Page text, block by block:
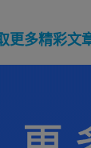
多精彩文